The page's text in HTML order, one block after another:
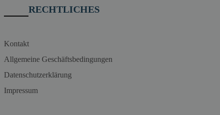
RECHTLICHES
Kontakt
Allgemeine Geschäftsbedingungen
Datenschutzerklärung
Impressum